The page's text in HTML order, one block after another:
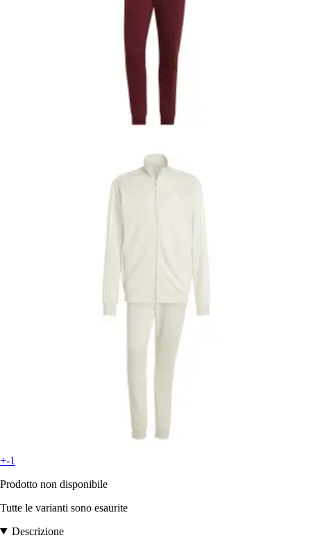
+-1
Prodotto non disponibile
Tutte le varianti sono esaurite
Descrizione